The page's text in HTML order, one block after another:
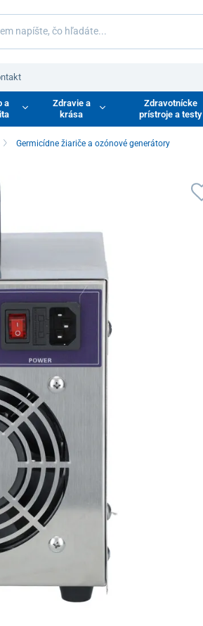
a
Zdravie a
krása
Zdravotnícke
prístroje a testy
Germicídne žiariče a ozónové generátory